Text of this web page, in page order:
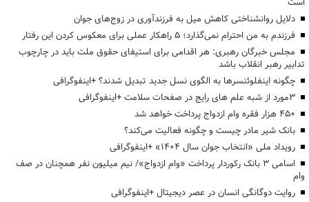
است
دلایل روانشناختی کاهش میل به فرزندآوری در زوج‌های جوان
فرزندم به من احترام نمی‌گذارد؛ ۵ راهکار عملی برای معکوس کردن این رفتار
مجلس خبرگان رهبری: هر اقدامی برای استیفای حقوق ملت باید در چارچوب
تدابیر رهبر انقلاب باشد
چگونه اینفلوئنسرها به الگوی نسل جدید تبدیل شدند؟ +اینفوگرافی
3مورد از شبه علم های رایج در صفحات سلامت +اینفوگرافی
۴۵۰ هزار فقره وام ازدواج پرداخت خواهد شد
بانک شیر مادر چیست و چگونه فعالیت می‌کند؟
رویداد ملی «انتخاب جوان سال ۱۴۰۴» +اینفوگرافی
اسامی ۳ بانک رکوردار پرداخت «وام ازدواج»/ نیم میلیون نفر همچنان در صف
وام
روایت دوگانگی انسان در عصر دیجیتال +اینفوگرافی